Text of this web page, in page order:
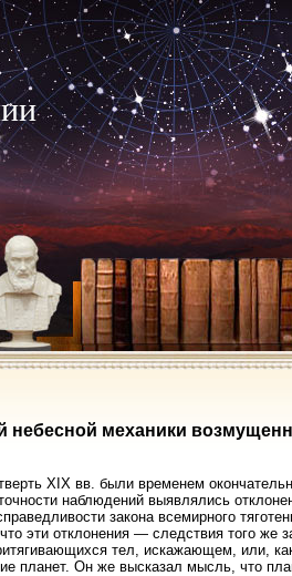
небесной механики
XIX вв. были временем
наблюдений выявлялись
закона всемирного
эти отклонения — следствия того же
тел, искажающем, или,
планет. Он же высказал мысль, что